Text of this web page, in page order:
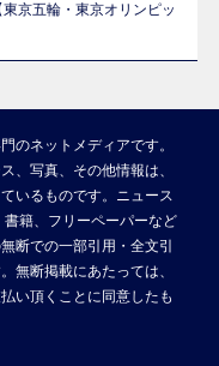
京五輪・東京オリンピッ
のネットメディアです。
、写真、その他情報は、
いるものです。ニュース
籍、フリーペーパーなど
断での一部引用・全文引
無断掲載にあたっては、
い頂くことに同意したも